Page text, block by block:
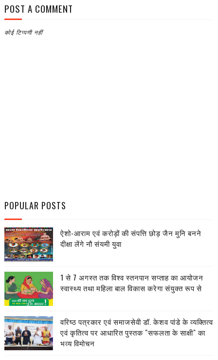
POST A COMMENT
कोई टिप्पणी नहीं
POPULAR POSTS
ऐशो-आराम एवं करोड़ों की संपत्ति छोड़ जैन मुनि बनने
दीक्षा लेंगे नौ संयमी युवा
1 से 7 अगस्त तक विश्व स्तनपान सप्ताह का आयोजन
स्वास्थ्य तथा महिला बाल विकास करेगा संयुक्त रूप से
वरिष्ठ पत्रकार एवं समाजसेवी डॉ. केशव पांडे के व्यक्तित्व
एवं कृतित्व पर आधारित पुस्तक "सफलता के साक्षी" का
भव्य विमोचन